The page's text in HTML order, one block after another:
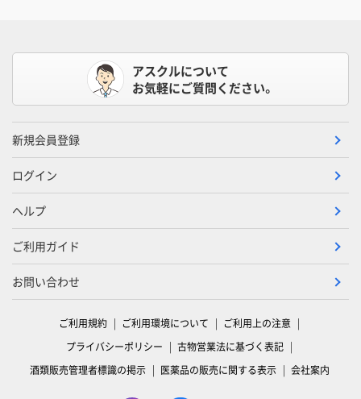
アスクルについて
お気軽にご質問ください。
新規会員登録
ログイン
ヘルプ
ご利用ガイド
お問い合わせ
ご利用規約 ご利用環境について
ご利用上の注意
プライバシーポリシー
古物営業法に基づく表記
酒類販売管理者標識の掲示
医薬品の販売に関する表示 会社案内